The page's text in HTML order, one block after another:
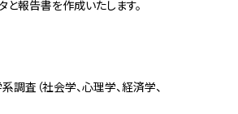
報告書を作成いたします。
調査（社会学、心理学、経済学、